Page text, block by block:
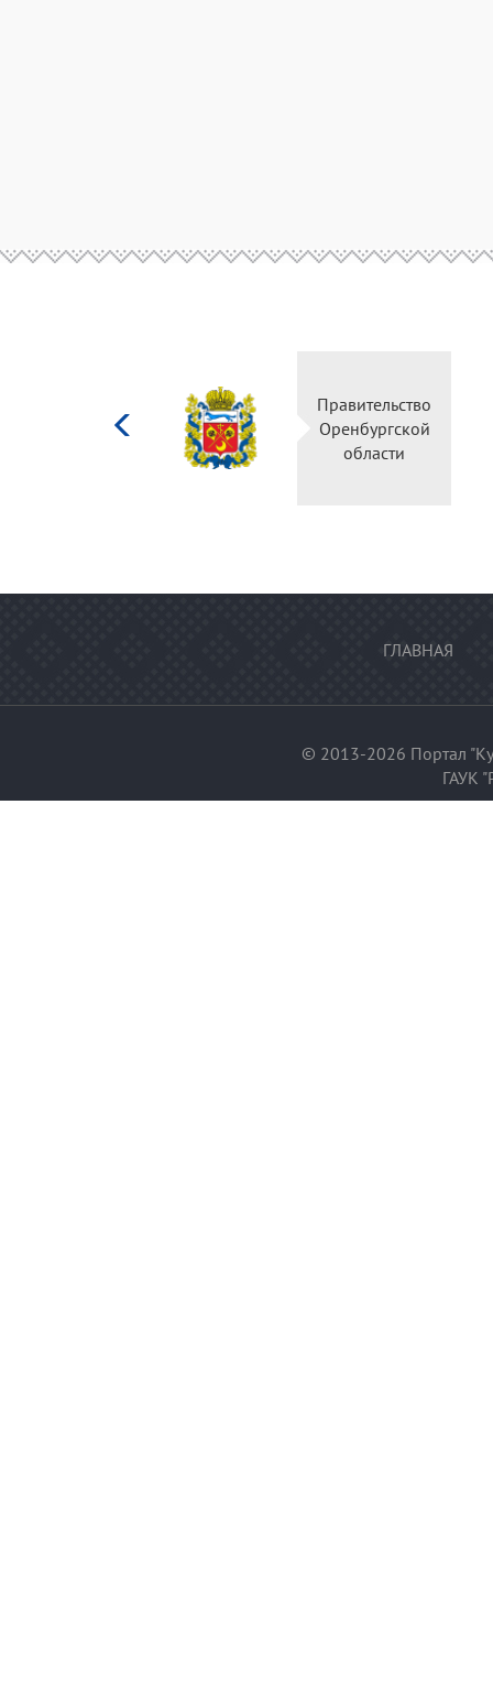
Правительство
Оренбургской
области
ГЛАВНАЯ
© 2013-2026 Портал
ГАУК